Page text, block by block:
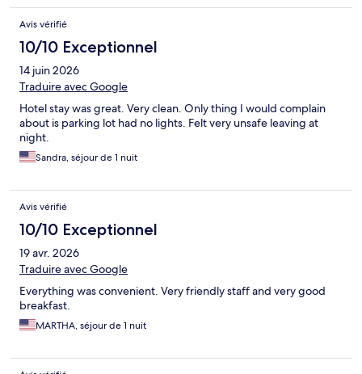
Avis vérifié
10/10 Exceptionnel
14 juin 2026
Traduire avec Google
Hotel stay was great. Very clean. Only thing I would complain
about is parking lot had no lights. Felt very unsafe leaving at
night.
Sandra, séjour de 1 nuit
Avis vérifié
10/10 Exceptionnel
19 avr. 2026
Traduire avec Google
Everything was convenient. Very friendly staff and very good
breakfast.
MARTHA, séjour de 1 nuit